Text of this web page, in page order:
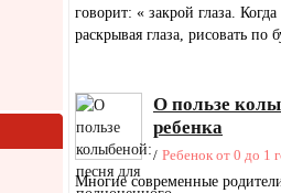
говорит: « закрой глаза.
раскрывая глаза, рисовать по
О пользе
ребенка
/ Ребенок от 0 до 1
Многие современные